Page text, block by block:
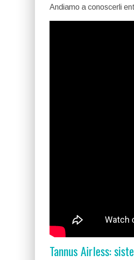
Andiamo a conoscerli
Tannus Airless: